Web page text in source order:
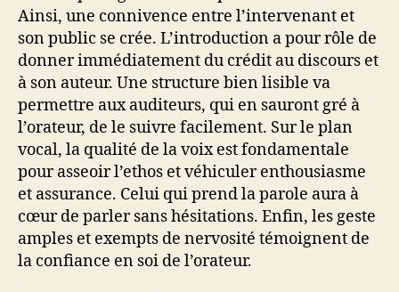
Ainsi, une connivence entre l’intervenant et
son public se crée. L’introduction a pour rôle de
donner immédiatement du crédit au discours et
à son auteur. Une structure bien lisible va
permettre aux auditeurs, qui en sauront gré à
l’orateur, de le suivre facilement. Sur le plan
vocal, la qualité de la voix est fondamentale
pour asseoir l’ethos et véhiculer enthousiasme
et assurance. Celui qui prend la parole aura à
cœur de parler sans hésitations. Enfin, les geste
amples et exempts de nervosité témoignent de
la confiance en soi de l’orateur.